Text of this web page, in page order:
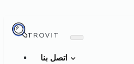
TROVIT